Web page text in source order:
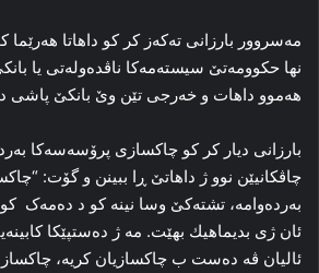
مه‌سروور بارزانی ته‌که‌ز کر کو داهاتا
نها حکوومه‌تێ سیسته‌مه‌کا‌ ناڤده‌وله‌تی یا
هه‌موو داهات و خه‌رجی تێن وێ بانکێ پاشی
بارزانی دیار کر کو چاکسازی پرۆسه‌سە‌کا‌
چاڤکانیێن نوو ژ داهاتێ ڕا‌ ببینن و گۆت:
به‌رده‌وامه‌، تشته‌کێ وسا نینه‌ کو د ده‌مه‌ک
ئان ژی بدیماھیك بھێت‌. مه‌ ژ ده‌ستپێکا
ئالیان ڤه‌ ده‌ست ب چاکسازیان کریه‌،